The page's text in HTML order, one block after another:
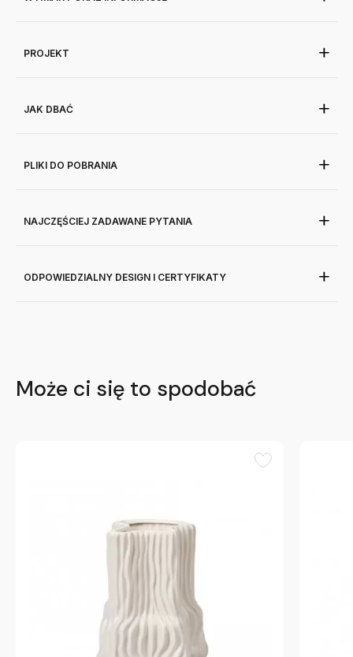
PROJEKT
JAK DBAĆ
PLIKI DO POBRANIA
NAJCZĘŚCIEJ ZADAWANE PYTANIA
ODPOWIEDZIALNY DESIGN I CERTYFIKATY
Może ci się to spodobać